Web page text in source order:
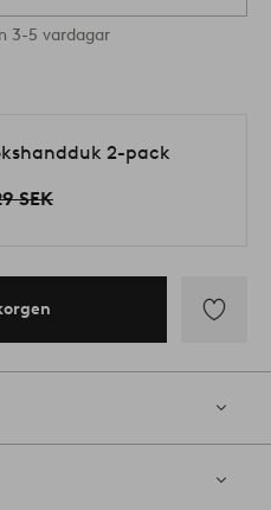
3-5 vardagar
2-pack
SEK
till
favoriter